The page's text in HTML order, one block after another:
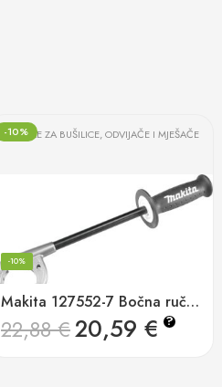
-10%
RUČKE ZA BUŠILICE, ODVIJAČE I MJEŠAČE
Makita 127552-7 Bočna ručka DF001G
-10%
22,88€20,59 € ?